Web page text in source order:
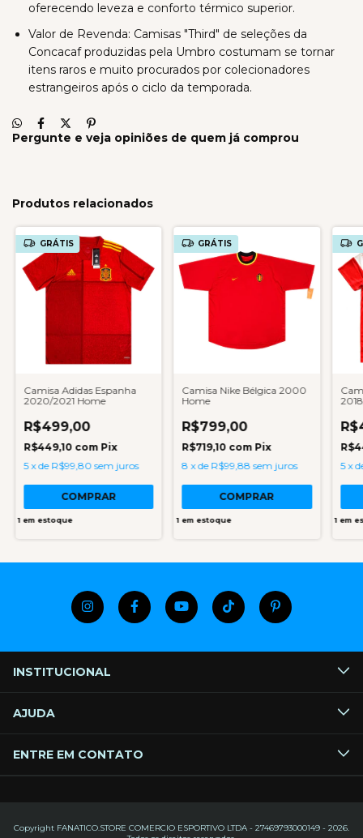
oferecendo leveza e conforto térmico superior.
Valor de Revenda: Camisas "Third" de seleções da
Concacaf produzidas pela Umbro costumam se tornar
itens raros e muito procurados por colecionadores
estrangeiros após o ciclo da temporada.
Pergunte e veja opiniões de quem já comprou
Produtos relacionados
GRÁTIS
Camisa Adidas Espanha
2020/2021 Home
R$499,00
R$449,10 com Pix
5 xde R$99,80 sem juros
COMPRAR
1 em estoque
GRÁTIS
Camisa Nike Bélgica 2000
Home
R$799,00
R$719,10 com Pix
8 xde R$99,88 sem juros
COMPRAR
1 em estoque
5 x
1 em
INSTITUCIONAL
AJUDA
ENTRE EM CONTATO
Copyright FANATICO.STORE COMERCIO ESPORTIVO LTDA - 27469793000149 - 2026.